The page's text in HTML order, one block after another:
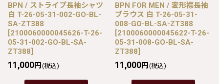
BPN / ストライプ長袖シャツ
白 T-26-05-31-002-GO-BL-
SA-ZT388
[2100060000045626-T-26-
05-31-002-GO-BL-SA-
ZT388]
11,000円 (税込)
BPN FOR MEN / 変形襟長袖
ブラウス 白 T-26-05-31-
008-GO-BL-SA-ZT388
[2100060000045622-T-26-
05-31-008-GO-BL-SA-
ZT388]
11,000円 (税込)